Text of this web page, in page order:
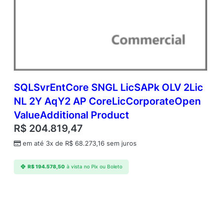
SQLSvrEntCore SNGL LicSAPk OLV 2Lic
NL 2Y AqY2 AP CoreLicCorporateOpen
ValueAdditional Product
R$ 204.819,47
em até 3x de R$ 68.273,16 sem juros
R$194.578,50 à vista no Pix ou Boleto